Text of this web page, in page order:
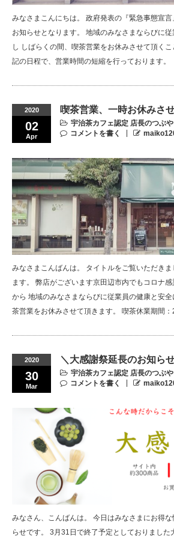
みなさまこんにちは。 政府発表の『緊急事態宣
お知らせとなります。 地域のみなさまならびに
し しばらくの間、喫茶営業をお休みさせて頂く
記の日程で、営業時間の短縮を行っております
2020
02
Apr
喫茶営業、一時お休みさ
宇治茶カフェ認定 店長のつぶや
コメントを書く
みなさまこんばんは。 タイトルをご覧いただき
ます。 弊店がございます京田辺市内でもコロナ
から 地域のみなさまならびに従業員の健康と安
茶営業をお休みさせて頂きます。 喫茶休業期間
2020
30
Mar
＼大感謝祭延長のお知ら
宇治茶カフェ認定 店長のつぶや
コメントを書く
みなさん、こんばんは。 今日はみなさまにお得
らせです。 3月31日で終了予定としておりまし